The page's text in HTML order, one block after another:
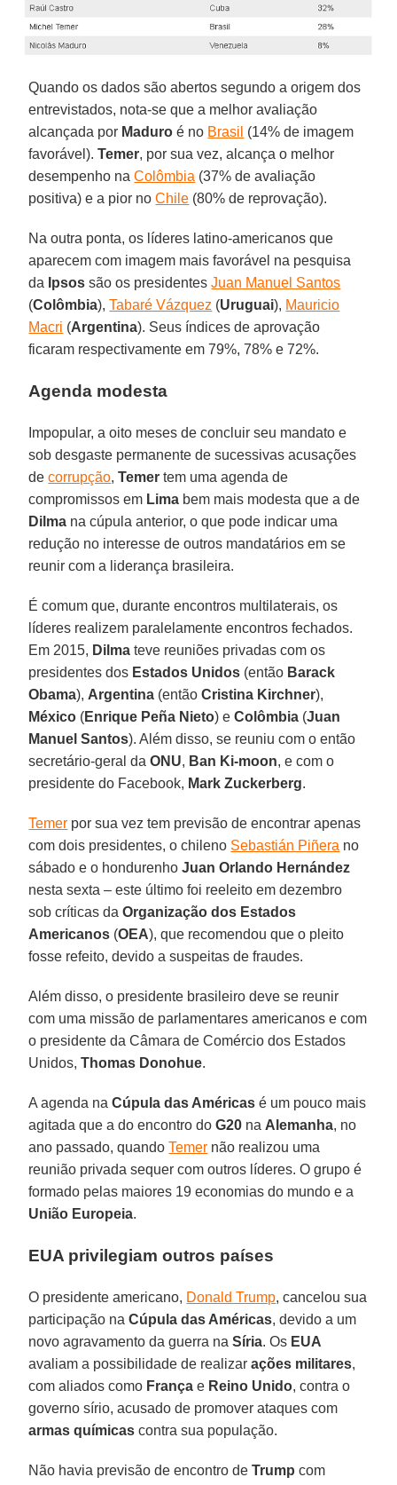
Quando os dados são abertos segundo a origem dos
entrevistados, nota-se que a melhor avaliação
alcançada por Maduro é no Brasil (14% de imagem
favorável).Temer, por sua vez, alcança o melhor
desempenho naColômbia (37% de avaliação
positiva) e a pior noChile (80% de reprovação).
Na outra ponta, os líderes latino-americanos que
aparecem com imagem mais favorável na pesquisa
da Ipsos são os presidentesJuan Manuel Santos
(Colômbia),Tabaré Vázquez (Uruguai), Mauricio
Macri (Argentina). Seus índices de aprovação
ficaram respectivamente em 79%, 78% e 72%.
Agenda modesta
Impopular, a oito meses de concluir seu mandato e
sob desgaste permanente de sucessivas acusações
decorrupção,Temer tem uma agenda de
compromissos em Lima bem mais modesta que a de
Dilma na cúpula anterior, o que pode indicar uma
redução no interesse de outros mandatários em se
reunir com a liderança brasileira.
É comum que, durante encontros multilaterais, os
líderes realizem paralelamente encontros fechados.
Em 2015, Dilma teve reuniões privadas com os
presidentes dos Estados Unidos (então Barack
Obama), Argentina (entãoCristina Kirchner),
México (Enrique Peña Nieto) eColômbia (Juan
Manuel Santos). Além disso, se reuniu com o então
secretário-geral daONU, Ban Ki-moon, e com o
presidente do Facebook, Mark Zuckerberg.
Temer por sua vez tem previsão de encontrar apenas
com dois presidentes, o chileno Sebastián Piñera no
sábado e o hondurenhoJuan Orlando Hernández
nesta sexta – este último foi reeleito em dezembro
sob críticas da Organização dos Estados
Americanos (OEA), que recomendou que o pleito
fosse refeito, devido a suspeitas de fraudes.
Além disso, o presidente brasileiro deve se reunir
com uma missão de parlamentares americanos e com
o presidente da Câmara de Comércio dos Estados
Unidos,Thomas Donohue.
A agenda naCúpula das Américas é um pouco mais
agitada que a do encontro doG20 na Alemanha, no
ano passado, quandoTemer não realizou uma
reunião privada sequer com outros líderes. O grupo é
formado pelas maiores 19 economias do mundo e a
União Europeia.
EUA privilegiam outros países
O presidente americano, Donald Trump, cancelou sua
participação naCúpula das Américas, devido a um
novo agravamento da guerra naSíria. Os EUA
avaliam a possibilidade de realizarações militares,
com aliados como França e Reino Unido, contra o
governo sírio, acusado de promover ataques com
armas químicas contra sua população.
Não havia previsão de encontro deTrump com